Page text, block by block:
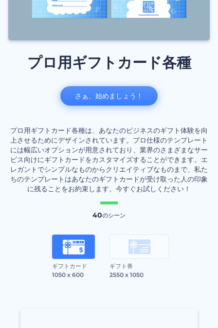
プロ用ギフトカード各種
プロ用ギフトカード各種は、あなたのビジネスのギフト体験を向
上させるためにデザインされています。プロ仕様のテンプレート
には幅広いオプションが用意されており、業界のさまざまなサー
ビス向けにギフトカードをカスタマイズすることができます。エ
レガントでシンプルなものからクリエイティブなものまで、私た
ちのテンプレートはあなたのギフトカードが受け取った人の印象
に残ることをお約束します。今すぐお試しください！
40のシーン
ギフトカード
1050 x 600
ギフト券
2550 x 1050
さぁ、始めましょう！